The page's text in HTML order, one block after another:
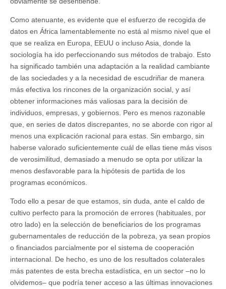
Como atenuante, es evidente que el esfuerzo de recogida de
datos en África lamentablemente no está al mismo nivel que el
que se realiza en Europa, EEUU o incluso Asia, donde la
sociología ha ido perfeccionando sus métodos de trabajo. Esto
ha significado también una adaptación a la realidad cambiante
de las sociedades y a la necesidad de escudriñar de manera
más efectiva los rincones de la organización social, y así
obtener informaciones más valiosas para la decisión de
individuos, empresas, y gobiernos. Pero es menos razonable
que, en series de datos discrepantes, no se aborde con rigor al
menos una explicación racional para estas. Sin embargo, sin
haberse valorado suficientemente cuál de ellas tiene más visos
de verosimilitud, demasiado a menudo se opta por utilizar la
menos desfavorable para la hipótesis de partida de los
programas económicos.
Todo ello a pesar de que estamos, sin duda, ante el caldo de
cultivo perfecto para la promoción de errores (habituales, por
otro lado) en la selección de beneficiarios de los programas
gubernamentales de reducción de la pobreza, ya sean propios
o financiados parcialmente por el sistema de cooperación
internacional. De hecho, es uno de los resultados colaterales
más patentes de esta brecha estadística, en un sector –no lo
olvidemos– que podría tener acceso a las últimas innovaciones